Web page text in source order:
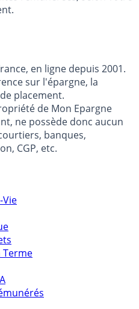
de votre capital entre
rémunérées, selon votre
en ligne depuis 2001.
sur l'épargne, la
placement.
de Mon Epargne
ne possède donc aucun
banques,
CGP, etc.